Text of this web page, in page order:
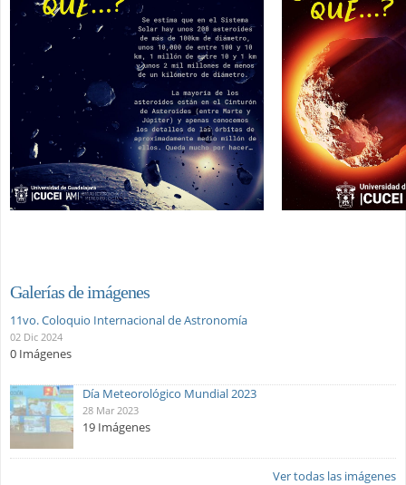
Galerías de imágenes
11vo. Coloquio Internacional de Astronomía
02 Dic 2024
0 Imágenes
Día Meteorológico Mundial 2023
28 Mar 2023
19 Imágenes
Ver todas las imágenes